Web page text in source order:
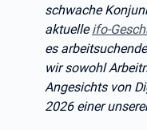
schwache
aktuelleifo-
es
wir sowohl
Angesichts von
2026 einer